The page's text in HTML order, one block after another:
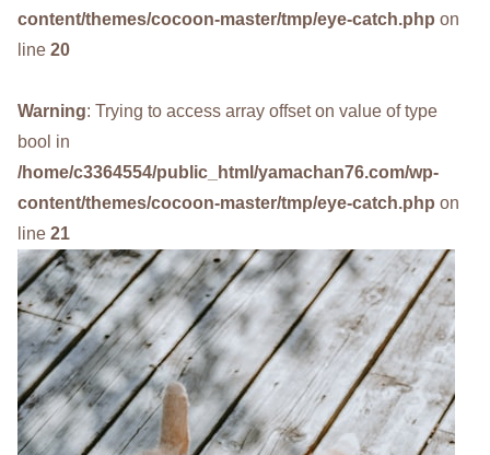
content/themes/cocoon-master/tmp/eye-catch.php on
line 20
Warning: Trying to access array offset on value of type
bool in
/home/c3364554/public_html/yamachan76.com/wp-
content/themes/cocoon-master/tmp/eye-catch.php on
line 21